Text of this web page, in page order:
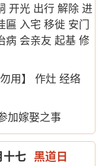
开光 出行 解除 进
匾 入宅 移徙 安门
病 会亲友 起基 修
用】 作灶 经络
加嫁娶之事
十七 黑道日